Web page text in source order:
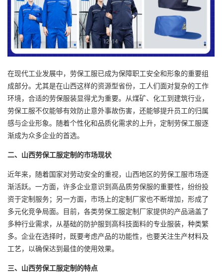
在现代工业发展中，劳保工服已成为保障职工安全和形象的重要组
成部分。尤其是在山西这样的资源型省份，工人们面对复杂的工作
环境，合适的劳保服装显得尤为重要。从煤矿、化工到建筑行业，
劳保工服不仅能够有效防止意外事故伤害，还能够提升员工的归属
感与企业形象。随着个性化和品质化需求的上升，定制劳保工服逐
渐成为众多企业的首选。
二、山西劳保工服定制的市场现状
近年来，随着国家对劳动安全的重视，山西地区的劳保工服市场逐
渐活跃。一方面，许多企业意识到高品质劳保服的重要性，纷纷投
资于定制服务；另一方面，市场上的定制厂家也不断增加，形成了
多元化竞争局面。目前，各类劳保工服定制厂家提供的产品涵盖了
多种行业需求，从基础的防护服到高科技面料的专业服装，种类繁
多。企业在选择时，既要考虑产品的功能性，也要关注生产材料及
工艺，以确保达到最佳的使用效果。
三、山西劳保工服定制的特点